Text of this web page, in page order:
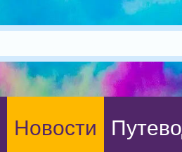
Новости